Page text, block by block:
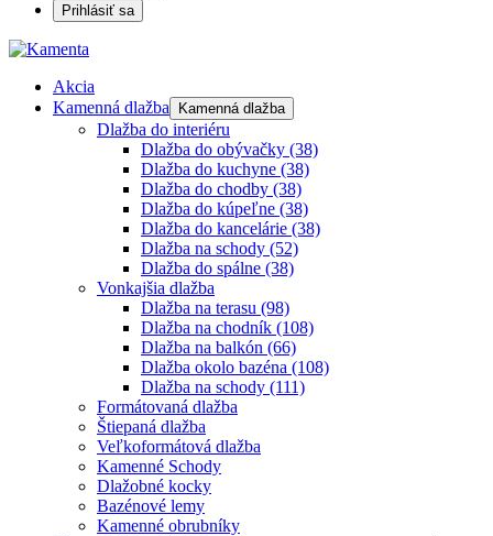
Prihlásiť sa
Akcia
Kamenná dlažba
Kamenná dlažba
Dlažba do interiéru
Dlažba do obývačky (38)
Dlažba do kuchyne (38)
Dlažba do chodby (38)
Dlažba do kúpeľne (38)
Dlažba do kancelárie (38)
Dlažba na schody (52)
Dlažba do spálne (38)
Vonkajšia dlažba
Dlažba na terasu (98)
Dlažba na chodník (108)
Dlažba na balkón (66)
Dlažba okolo bazéna (108)
Dlažba na schody (111)
Formátovaná dlažba
Štiepaná dlažba
Veľkoformátová dlažba
Kamenné Schody
Dlažobné kocky
Bazénové lemy
Kamenné obrubníky